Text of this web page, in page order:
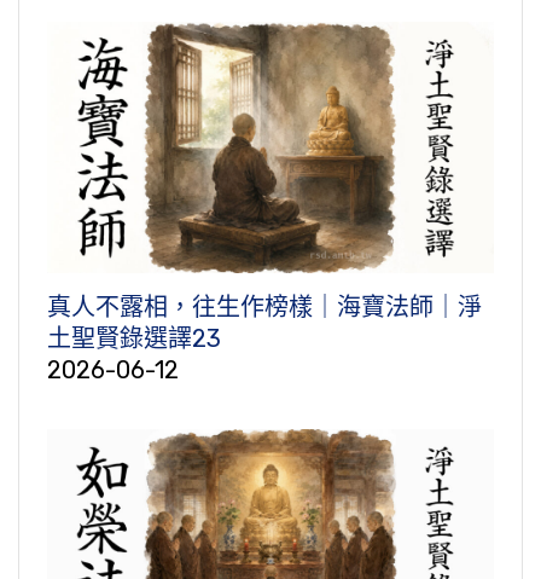
真人不露相，往生作榜樣｜海寶法師｜淨
土聖賢錄選譯23
2026-06-12